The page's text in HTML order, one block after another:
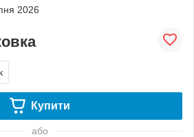
2026
Купити
або